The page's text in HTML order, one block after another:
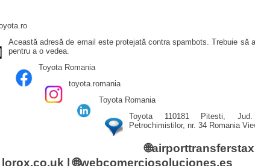
Această adresă de email este protejată contra spambots. Trebuie să
pentru a o vedea.
Toyota Romania
toyota.romania
Toyota Romania
Toyota 110181 Pitesti,
Petrochimistilor, nr. 34 Romania
🌐
lorox.co.uk | 🌐webcomerciosoluciones.es